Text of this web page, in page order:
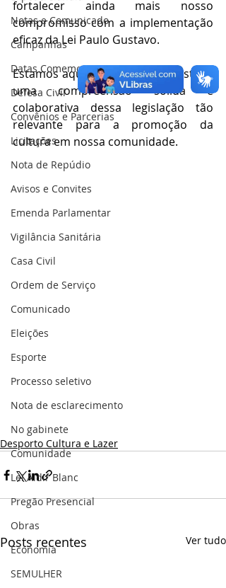
Notas e Comunicado
Campanhas
Datas Comemorativas
Defesa Civil
Convênios e Parcerias
Licitações
Nota de Repúdio
Avisos e Convites
Emenda Parlamentar
Vigilância Sanitária
Casa Civil
Ordem de Serviço
Comunicado
Eleições
Esporte
Processo seletivo
Nota de esclarecimento
No gabinete
Comunidade
Lei Aldir Blanc
Pregão Presencial
Obras
Economia
SEMULHER
fortalecer ainda mais nosso
compromisso com a implementação
eficaz da Lei Paulo Gustavo.
Estamos aqui para ajudar a construir
uma compreensão sólida e
colaborativa dessa legislação tão
relevante para a promoção da
cultura em nossa comunidade.
Desporto Cultura e Lazer
Posts recentes Ver tudo